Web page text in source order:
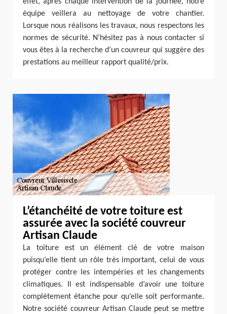
équipe veillera au nettoyage de votre chantier.
Lorsque nous réalisons les travaux, nous respectons les
normes de sécurité. N’hésitez pas à nous contacter si
vous êtes à la recherche d’un couvreur qui suggère des
prestations au meilleur rapport qualité/prix.
L’étanchéité de votre toiture est
assurée avec la société couvreur
Artisan Claude
La toiture est un élément clé de votre maison
puisqu’elle tient un rôle très important, celui de vous
protéger contre les intempéries et les changements
climatiques. Il est indispensable d’avoir une toiture
complètement étanche pour qu’elle soit performante.
Notre société couvreur Artisan Claude peut se mettre